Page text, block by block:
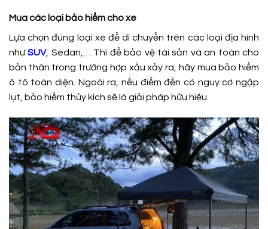
Mua các loại bảo hiểm cho xe
Lựa chọn đúng loại xe để di chuyển trên các loại địa hình
nhưSUV, Sedan,… Thì để bảo vệ tài sản và an toàn cho
bản thân trong trường hợp xấu xảy ra, hãy mua bảo hiểm
ô tô toàn diện. Ngoài ra, nếu điểm đến có nguy cơ ngập
lụt, bảo hiểm thủy kích sẽ là giải pháp hữu hiệu.